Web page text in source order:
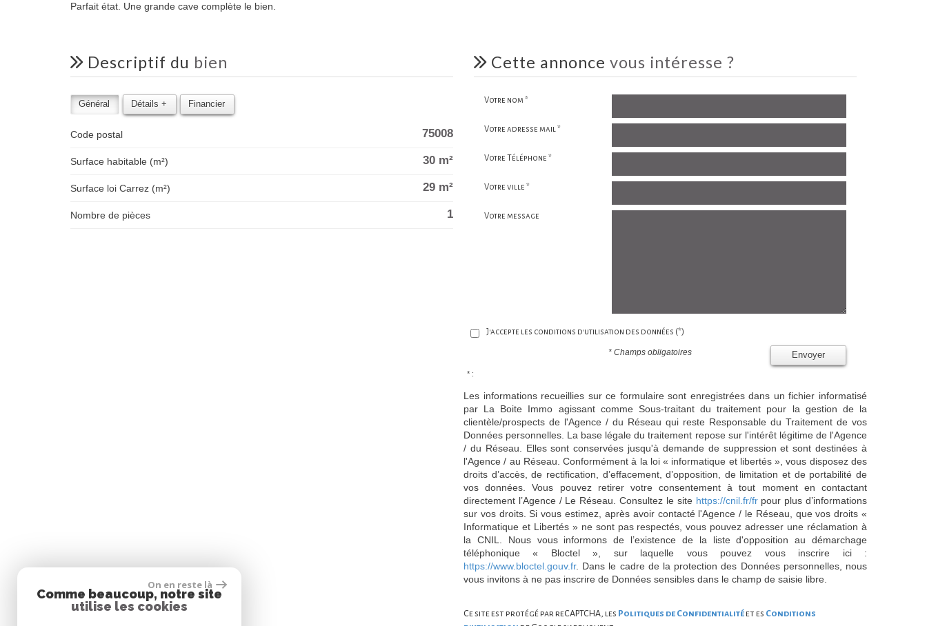
Parfait état. Une grande cave complète le bien.
descriptif du bien
Général Détails + Financier
Code postal 75008
Surface habitable (m²) 30 m²
Surface loi Carrez (m²) 29 m²
Nombre de pièces 1
cette annonce vous intéresse ?
Votre nom *
Votre adresse mail *
Votre Téléphone *
Votre ville *
Votre message
J'accepte les conditions d'utilisation des données (*)
Envoyer
* Champs obligatoires
* :
Les informations recueillies sur ce formulaire sont enregistrées dans un fichier informatisé
par La Boite Immo agissant comme Sous-traitant du traitement pour la gestion de la
clientèle/prospects de l'Agence / du Réseau qui reste Responsable du Traitement de vos
Données personnelles. La base légale du traitement repose sur l'intérêt légitime de l'Agence
/ du Réseau. Elles sont conservées jusqu'à demande de suppression et sont destinées à
l'Agence / au Réseau. Conformément à la loi « informatique et libertés », vous disposez des
droits d’accès, de rectification, d’effacement, d’opposition, de limitation et de portabilité de
vos données. Vous pouvez retirer votre consentement à tout moment en contactant
directement l’Agence / Le Réseau. Consultez le site https://cnil.fr/frpour plus d’informations
sur vos droits. Si vous estimez, après avoir contacté l'Agence / le Réseau, que vos droits «
Informatique et Libertés » ne sont pas respectés, vous pouvez adresser une réclamation à
la CNIL. Nous vous informons de l’existence de la liste d'opposition au démarchage
téléphonique « Bloctel », sur laquelle vous pouvez vous inscrire ici :
https://www.bloctel.gouv.fr. Dans le cadre de la protection des Données personnelles, nous
vous invitons à ne pas inscrire de Données sensibles dans le champ de saisie libre.
Ce site est protégé par reCAPTCHA, les Politiques de Confidentialitéet es Conditions
On en reste là
Comme beaucoup, notre site
utilise les cookies